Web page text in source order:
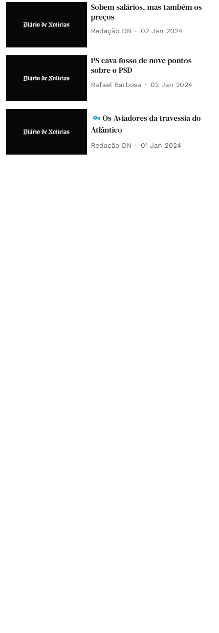
Sobem salários, mas também os
preços
Redação DN 02 Jan 2024
PS cava fosso de nove pontos
sobre o PSD
Rafael Barbosa 02 Jan 2024
Os Aviadores da travessia do
Atlântico
Redação DN 01 Jan 2024